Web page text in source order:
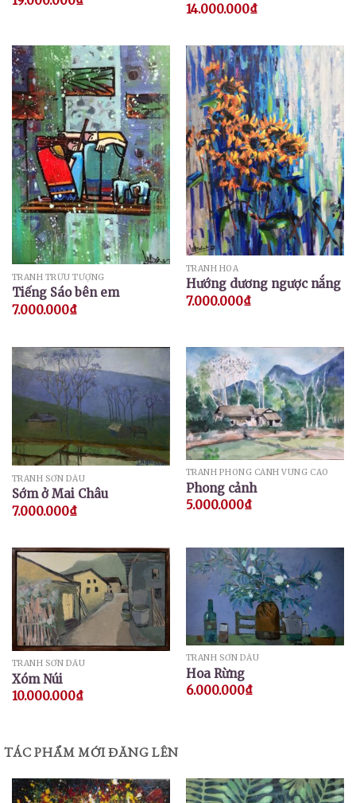
14.000.000₫
TRANH TRỪU TƯỢNG
Tiếng Sáo bên em
7.000.000₫
TRANH HOA
Hướng dương ngược nắng
7.000.000₫
TRANH SƠN DẦU
Sớm ở Mai Châu
7.000.000₫
TRANH PHONG CẢNH VÙNG CAO
Phong cảnh
5.000.000₫
TRANH SƠN DẦU
Xóm Núi
10.000.000₫
TRANH SƠN DẦU
Hoa Rừng
6.000.000₫
TÁC PHẨM MỚI ĐĂNG LÊN